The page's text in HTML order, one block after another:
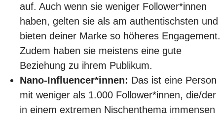
auf. Auch wenn sie weniger Follower*innen
haben, gelten sie als am authentischsten und
bieten deiner Marke so höheres Engagement.
Zudem haben sie meistens eine gute
Beziehung zu ihrem Publikum.
Nano-Influencer*innen: Das ist eine Person
mit weniger als 1.000 Follower*innen, die/der
in einem extremen Nischenthema immensen